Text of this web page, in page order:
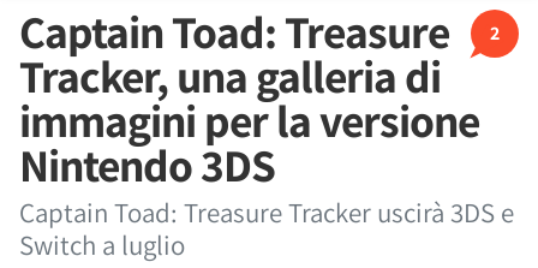
2
Captain Toad: Treasure
Tracker, una galleria di
immagini per la versione
Nintendo 3DS
Captain Toad: Treasure Tracker uscirà 3DS e
Switch a luglio